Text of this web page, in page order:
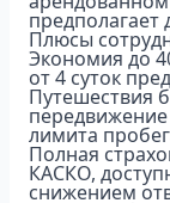
предполагает
Плюсы
Экономия до
от 4 суток
Путешествия
передвижение
лимита
Полная
КАСКО,
снижением